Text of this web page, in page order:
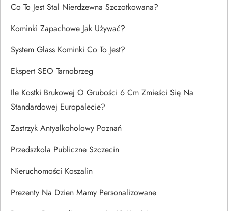
Co To Jest Stal Nierdzewna Szczotkowana?
Kominki Zapachowe Jak Używać?
System Glass Kominki Co To Jest?
Ekspert SEO Tarnobrzeg
Ile Kostki Brukowej O Grubości 6 Cm Zmieści Się Na
Standardowej Europalecie?
Zastrzyk Antyalkoholowy Poznań
Przedszkola Publiczne Szczecin
Nieruchomości Koszalin
Prezenty Na Dzien Mamy Personalizowane